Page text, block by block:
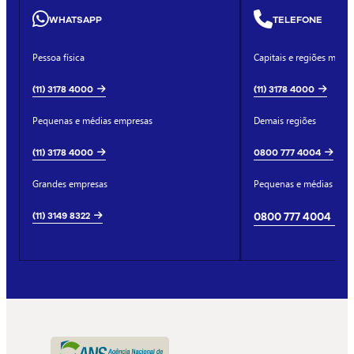
WHATSAPP
Pessoa física
(11) 3178 4000
Pequenas e médias empresas
(11) 3178 4000
Grandes empresas
(11) 3149 8322
TELEFONE
Capitais e regiões
(11) 3178 4000
Demais regiões
0800 777 4004
Pequenas e médias
0800 777 4004